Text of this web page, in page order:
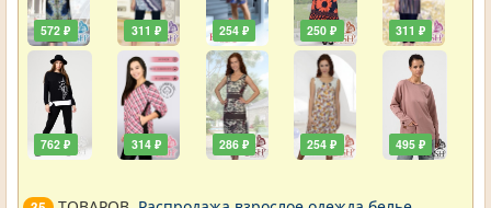
572 ₽
762 ₽
311 ₽
314 ₽
254 ₽
286 ₽
250 ₽
254 ₽
311 ₽
495 ₽